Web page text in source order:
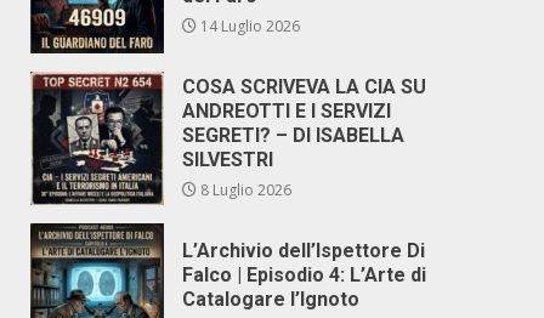
14 Luglio 2026
COSA SCRIVEVA LA CIA SU
ANDREOTTI E I SERVIZI
SEGRETI? – DI ISABELLA
SILVESTRI
8 Luglio 2026
L’Archivio dell’Ispettore Di
Falco | Episodio 4: L’Arte di
Catalogare l’Ignoto